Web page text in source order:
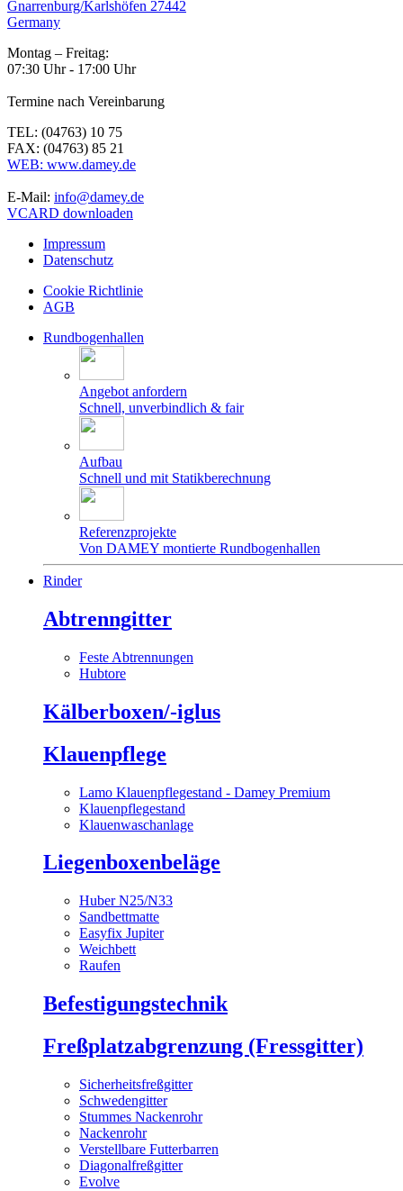
Gnarrenburg/Karlshöfen 27442
Germany
Montag – Freitag:
07:30 Uhr - 17:00 Uhr
Termine nach Vereinbarung
TEL: (04763) 10 75
FAX: (04763) 85 21
WEB: www.damey.de
E-Mail: info@damey.de
VCARD downloaden
Impressum
Datenschutz
Cookie Richtlinie
AGB
Rundbogenhallen
Angebot anfordern
Schnell, unverbindlich & fair
Aufbau
Schnell und mit Statikberechnung
Referenzprojekte
Von DAMEY montierte Rundbogenhallen
Rinder
Abtrenngitter
Feste Abtrennungen
Hubtore
Kälberboxen/-iglus
Klauenpflege
Lamo Klauenpflegestand - Damey Premium
Klauenpflegestand
Klauenwaschanlage
Liegenboxenbeläge
Huber N25/N33
Sandbettmatte
Easyfix Jupiter
Weichbett
Raufen
Befestigungstechnik
Freßplatzabgrenzung (Fressgitter)
Sicherheitsfreßgitter
Schwedengitter
Stummes Nackenrohr
Nackenrohr
Verstellbare Futterbarren
Diagonalfreßgitter
Evolve